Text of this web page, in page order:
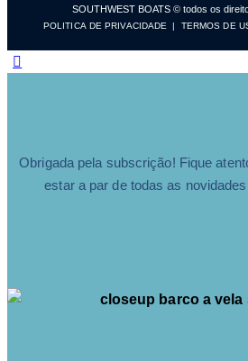
SOUTHWEST BOATS © todos os
POLITICA DE PRIVACIDADE | TERMOS DE
Obrigada pela subscrição! Fique
estar a par de todas as novidades